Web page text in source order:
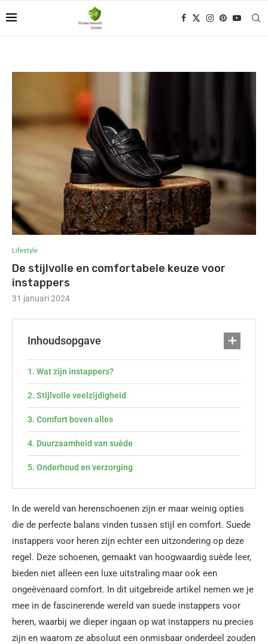
Lifestyle
De stijlvolle en comfortabele keuze voor
instappers
31 januari 2024
Inhoudsopgave
Wat zijn instappers?
Stijlvolle veelzijdigheid
Comfort boven alles
Duurzaamheid van suède
Onderhoud en verzorging
In de wereld van herenschoenen zijn er maar weinig opties
die de perfecte balans vinden tussen stijl en comfort. Suede
instappers voor heren zijn echter een uitzondering op deze
regel. Deze schoenen, gemaakt van hoogwaardig suède leer,
bieden niet alleen een luxe uitstraling maar ook een
ongeëvenaard comfort. In dit uitgebreide artikel nemen we je
mee in de fascinerende wereld van suede instappers voor
heren, waarbij we dieper ingaan op wat instappers nu precies
zijn en waarom ze absoluut een onmisbaar onderdeel zouden